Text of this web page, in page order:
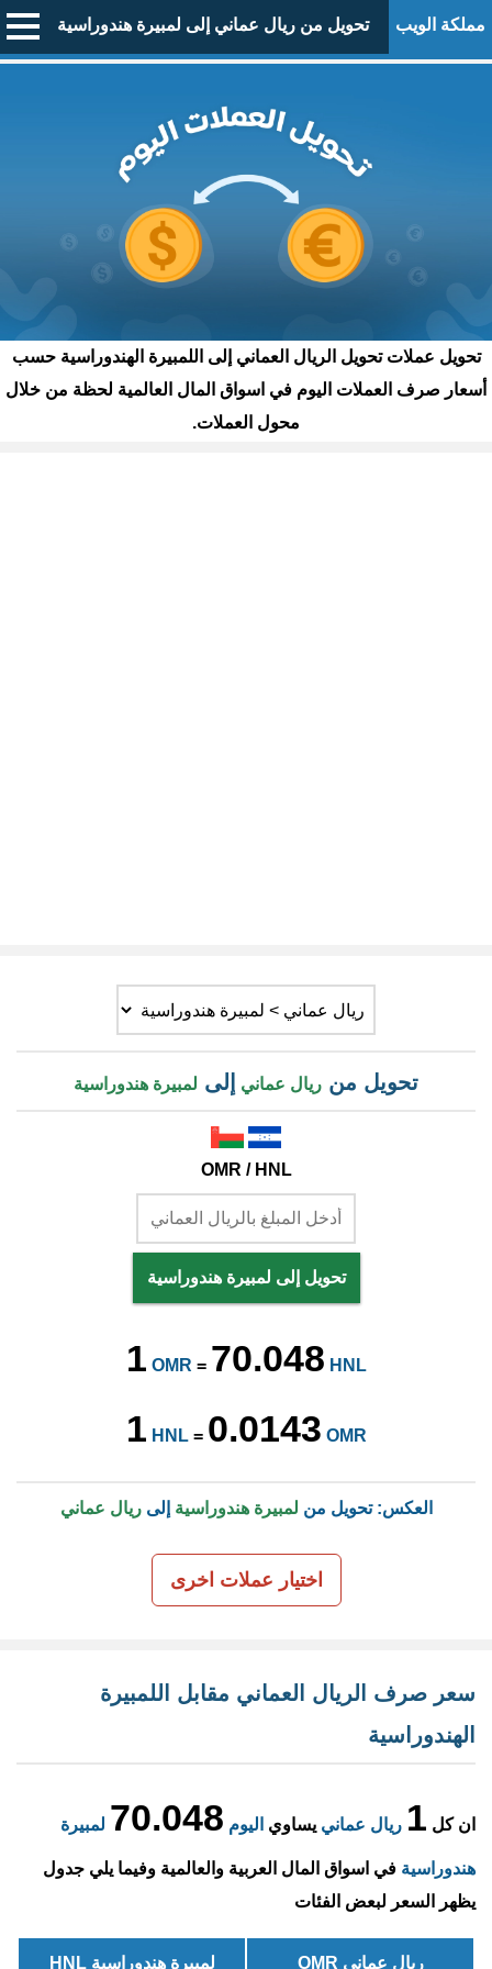
مملكة الويب تحويل من ريال عماني إلى لمبيرة هندوراسية
تحويل عملات تحويل الريال العماني إلى اللمبيرة الهندوراسية حسب
أسعار صرف العملات اليوم في اسواق المال العالمية لحظة من خلال
محول العملات.
تحويل من ريال عماني إلى لمبيرة هندوراسية
OMR / HNL
تحويل إلى لمبيرة هندوراسية
1 OMR = 70.048 HNL
1 HNL= 0.0143 OMR
العكس: تحويل من لمبيرة هندوراسية إلىريال عماني
اختيار عملات اخرى
سعر صرف الريال العماني مقابل اللمبيرة
الهندوراسية
ان كل 1 ريال عماني يساوي اليوم 70.048 لمبيرة
هندوراسية في اسواق المال العربية والعالمية وفيما يلي جدول
يظهر السعر لبعض الفئات
ريال عماني OMR لمبيرة هندوراسية HNL